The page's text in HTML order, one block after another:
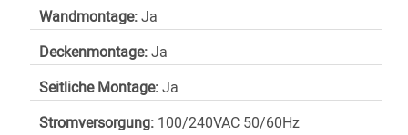
Wandmontage:Ja
Deckenmontage:Ja
Seitliche Montage:Ja
Stromversorgung: 100/240VAC 50/60Hz